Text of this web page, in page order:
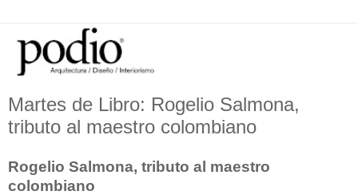
Martes de Libro: Rogelio Salmona,
tributo al maestro colombiano
Rogelio Salmona, tributo al maestro
colombiano